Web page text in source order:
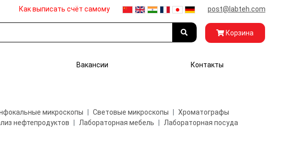
Как выписать счёт самому post@labteh.com
Корзина
Вакансии Контакты
микроскопы Световые микроскопы
Хроматографы
нефтепродуктов Лабораторная мебель
Лабораторная посуда